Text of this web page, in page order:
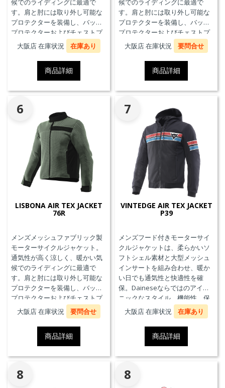
候でのライディングに最適で
す。肩と肘には取り外し可能な
プロテクターを装備し、バック
プロテクターおよびチェストプ
ロテクターにも対応していま
す。
大阪店 在庫状況 在庫あり
商品詳細
候でのライディングに最適で
す。肩と肘には取り外し可能な
プロテクターを装備し、バック
プロテクターおよびチェストプ
ロテクターにも対応していま
す。
大阪店 在庫状況 要問合せ
商品詳細
6
LISBONA AIR TEX JACKET
76R
メンズメッシュファブリック製
モーターサイクルジャケット。
通気性が高く涼しく、暖かい気
候でのライディングに最適で
す。肩と肘には取り外し可能な
プロテクターを装備し、バック
プロテクターおよびチェストプ
ロテクターにも対応していま
す。
大阪店 在庫状況 要問合せ
商品詳細
7
VINTEDGE AIR TEX JACKET
P39
メンズフード付きモーターサイ
クルジャケットは、柔らかいソ
フトシェル素材と大型メッシュ
インサートを組み合わせ、暖か
い日でも通気性と快適性を確
保。Daineseならではのアイコ
ニックなスタイル、機能性、保
護性能を兼ね備え、郊外でのツ
ーリングや都市での通勤に最適
大阪店 在庫状況 在庫あり
商品詳細
8 8